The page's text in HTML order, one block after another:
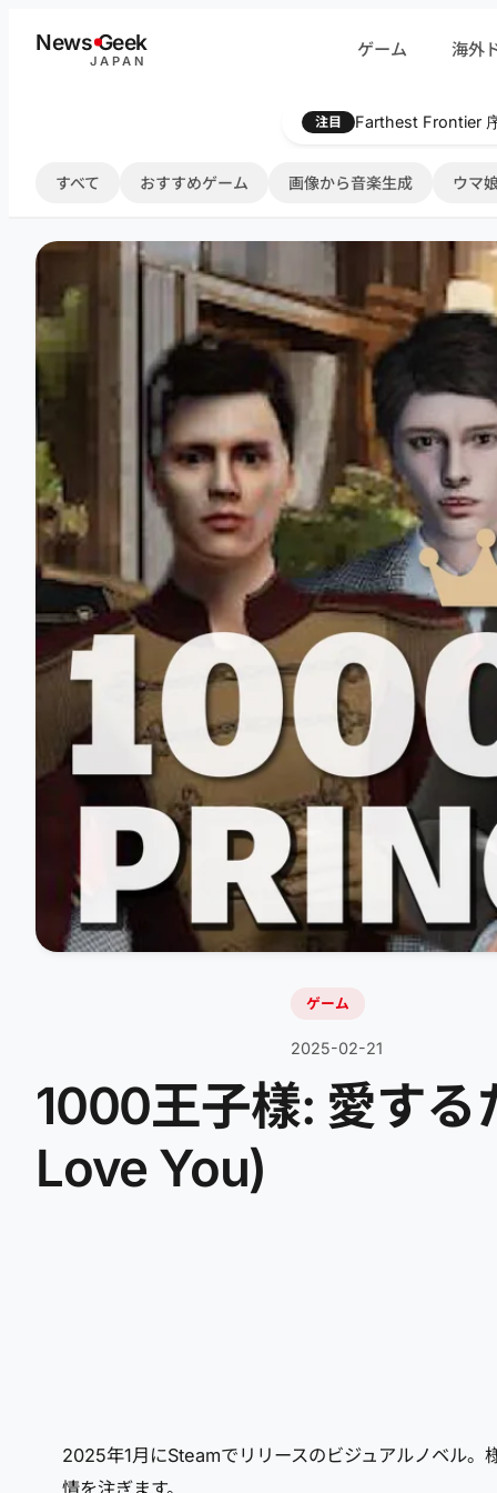
NewsGeek
JAPAN
ゲーム 海外
注目 Farthest Frontier
すべて おすすめゲーム 画像から音楽生成 ウマ
ゲーム
2025-02-21
1000王子樣: 愛す
Love You)
2025年1月にSteamでリリースのビジュアルノベル